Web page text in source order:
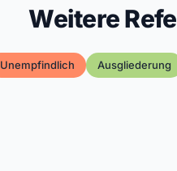
Weitere
Unempfindlich Ausgliederung